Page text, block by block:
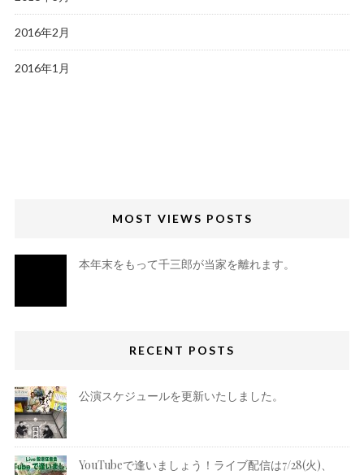
2016年2月
2016年1月
MOST VIEWS POSTS
本年末をもって千三郎が当家を離れます。
RECENT POSTS
公演スケジュールを更新いたしました。
YouTubeで逢いましょう！ライブ配信は7/28(火)、